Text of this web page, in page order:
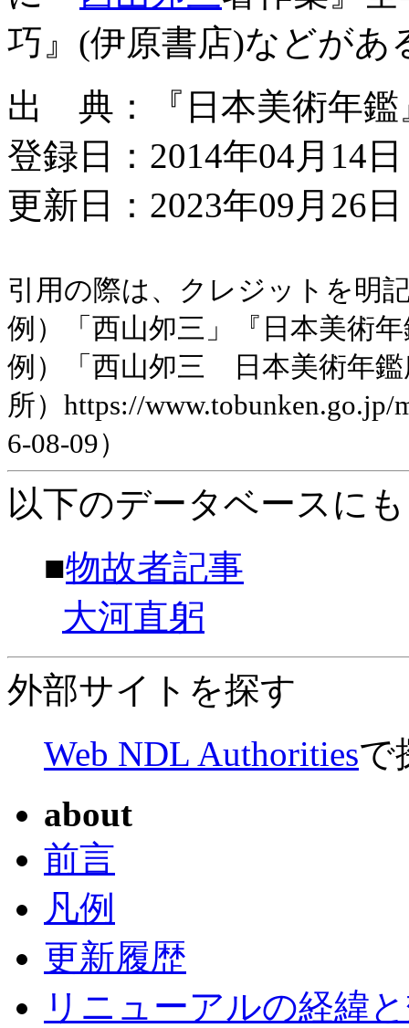
巧』(伊原書店)などがあ
出 典：『日本美術年鑑
登録日：2014年04月14日
更新日：2023年09月26
引用の際は、クレジットを明
例）「西山夘三」『日本美術
例）「西山夘三 日本美術年鑑
所）https://
6-08-09）
以下のデータベースに
■物故者記事
大河直躬
外部サイトを探す
Web NDL Authoritiesで
about
前言
凡例
更新履歴
リニューアルの経緯